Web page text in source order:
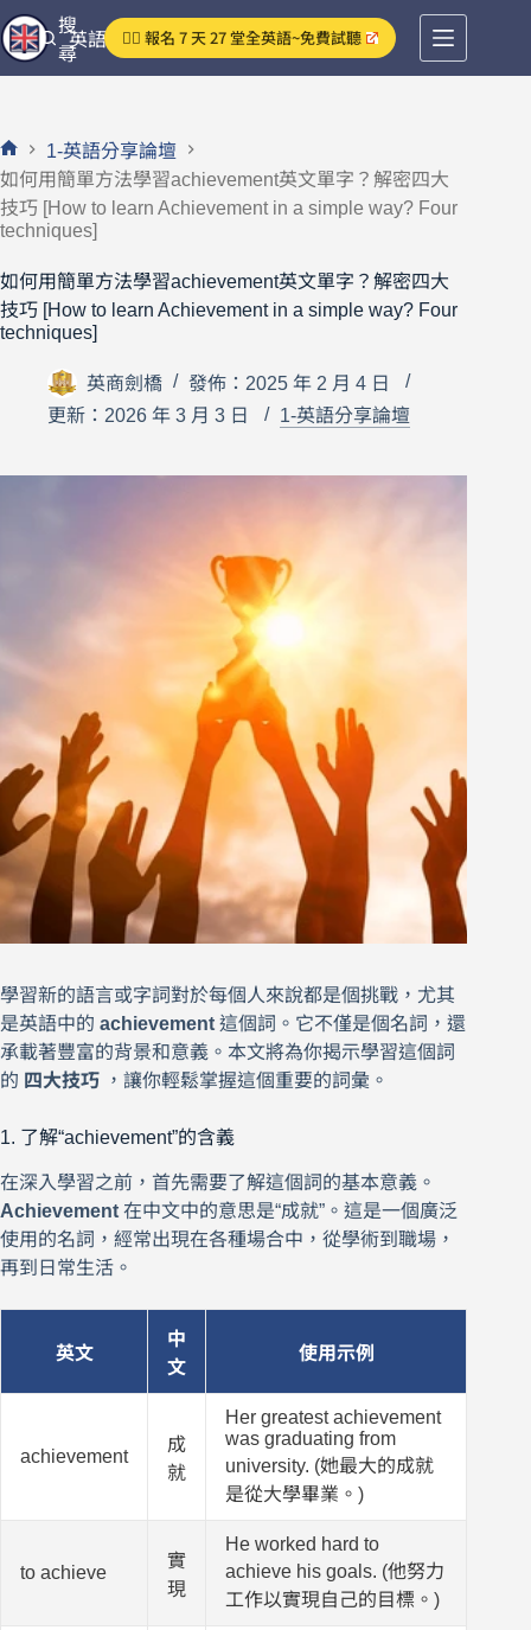
跳
至
主
容
英語分享論壇
搜
尋
👉🏻 報名 7 天 27 堂全英語~免費試聽
首
頁
1-英語分享論壇
如何用簡單方法學習achievement英文單字？解密四大
技巧 [How to learn Achievement in a simple way? Four
techniques]
如何用簡單方法學習achievement英文單字？解密四大
技巧 [How to learn Achievement in a simple way? Four
techniques]
英商劍橋
發佈：2025 年 2 月 4 日
更新：2026 年 3 月 3 日
1-英語分享論壇
學習新的語言或字詞對於每個人來說都是個挑戰，尤其
是英語中的 achievement 這個詞。它不僅是個名詞，還
承載著豐富的背景和意義。本文將為你揭示學習這個詞
的 四大技巧 ，讓你輕鬆掌握這個重要的詞彙。
1. 了解“achievement”的含義
在深入學習之前，首先需要了解這個詞的基本意義。
Achievement 在中文中的意思是“成就”。這是一個廣泛
使用的名詞，經常出現在各種場合中，從學術到職場，
再到日常生活。
英文
中
文
使用示例
achievement
成
就
Her greatest achievement
was graduating from
university. (她最大的成就
是從大學畢業。)
to achieve
實
現
He worked hard to
achieve his goals. (他努力
工作以實現自己的目標。)